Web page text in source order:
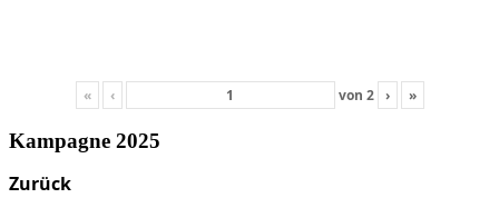
« ‹ von 2 › »
Kampagne 2025
Zurück